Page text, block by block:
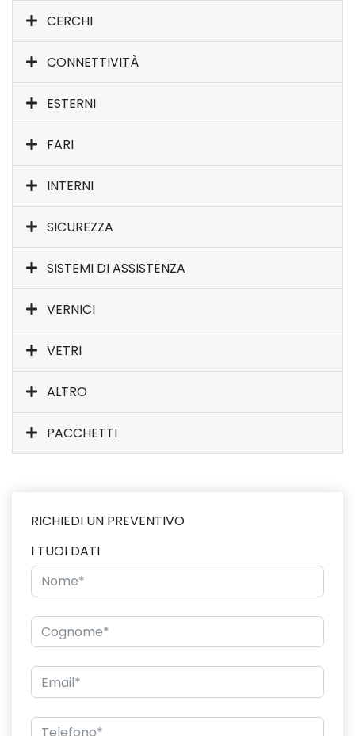
CERCHI
CONNETTIVITÀ
ESTERNI
FARI
INTERNI
SICUREZZA
SISTEMI DI ASSISTENZA
VERNICI
VETRI
ALTRO
PACCHETTI
RICHIEDI UN PREVENTIVO
I TUOI DATI